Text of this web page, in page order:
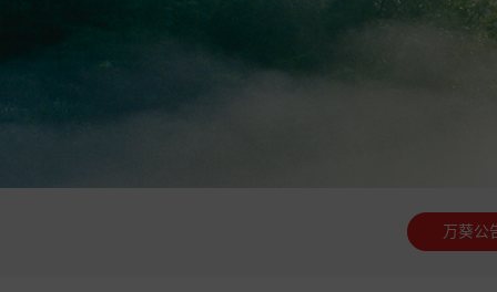
万葵公